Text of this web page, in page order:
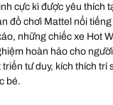
cực kì được yêu thích
đồ chơi Mattel nổi
những chiếc xe Hot
hoàn hảo cho
tư duy, kích thích trí
bé.